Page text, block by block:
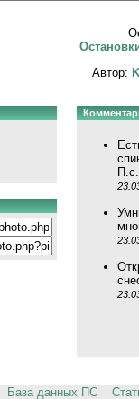
Автор:
База данных ПС